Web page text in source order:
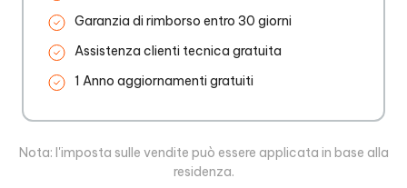
Garanzia di rimborso entro 30 giorni
Assistenza clienti tecnica gratuita
1 Anno aggiornamenti gratuiti
Nota: l'imposta sulle vendite può essere applicata in base alla
residenza.